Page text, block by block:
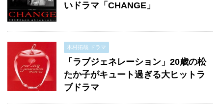
いドラマ「CHANGE」
木村拓哉 ドラマ
「ラブジェネレーション」20歳の松
たか子がキュート過ぎる大ヒットラ
ブドラマ